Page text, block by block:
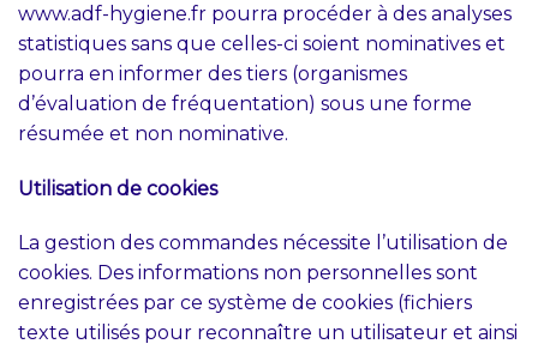
www.adf-hygiene.fr pourra procéder à des analyses
statistiques sans que celles-ci soient nominatives et
pourra en informer des tiers (organismes
d’évaluation de fréquentation) sous une forme
résumée et non nominative.
Utilisation de cookies
La gestion des commandes nécessite l’utilisation de
cookies. Des informations non personnelles sont
enregistrées par ce système de cookies (fichiers
texte utilisés pour reconnaître un utilisateur et ainsi